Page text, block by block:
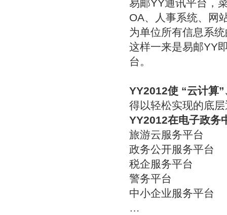
易邮YY通讯平台，
OA、人事系统、网
为单位所有信息系
这样一来是易邮YY
台。
YY2012使 “云计算
得以轻松实现的底
YY2012在电子政务
旅游云服务平台
政务公开服务平台
税企服务平台
警务平台
中小企业服务平台
…